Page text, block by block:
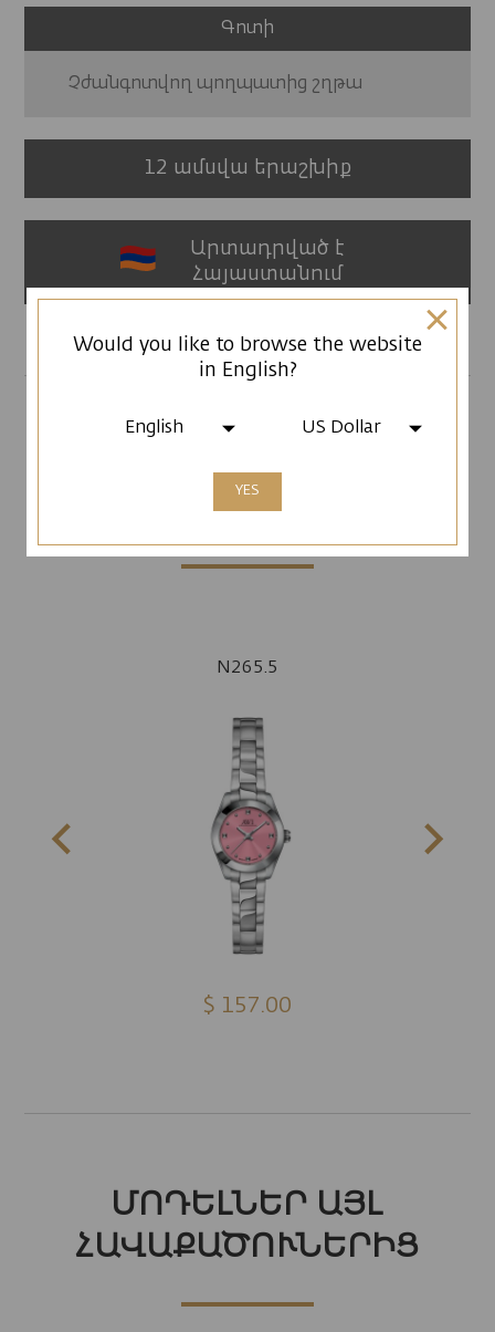
Գոտի
Չժանգոտվող պողպատից շղթա
12 ամսվա երաշխիք
Արտադրված է
Հայաստանում
ԱՅԼ ՄՈԴԵԼՆԵՐ
ԱՅՍ ՀԱՎԱՔԱԾՈՒԻՑ
N265.5
$ 157.00
ՄՈԴԵԼՆԵՐ ԱՅԼ
ՀԱՎԱՔԱԾՈՒՆԵՐԻՑ
Would you like to browse the website
in English?
English US Dollar
YES